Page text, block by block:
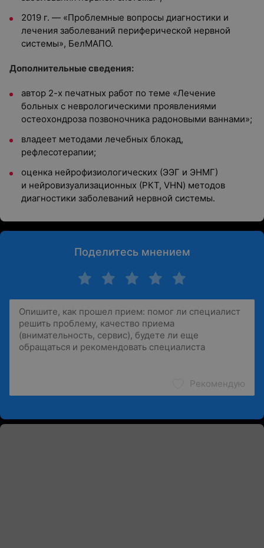
2019 г. — «Проблемные вопросы диагностики и
лечения заболеваний периферической нервной
системы», БелМАПО.
Дополнительные сведения:
автор 2-х печатных работ по теме «Лечение
больных с неврологическими проявлениями
остеохондроза позвоночника радоновыми ваннами»;
владеет методами лечебных блокад,
рефлесотерапии;
оценка нейрофизиологических (ЭЭГ и ЭНМГ)
и нейровизуализационных (РКТ, VHN) методов
диагностики заболеваний нервной системы.
Поделитесь мнением
Рекомендую